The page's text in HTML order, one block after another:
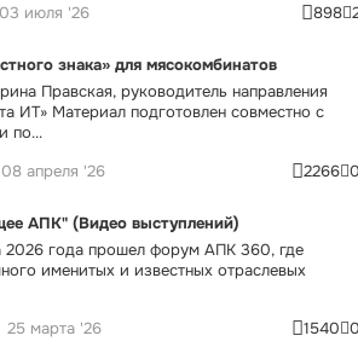
03 июля '26 898
знака» для мясокомбинатов
Правская, руководитель направления
ИТ» Материал подготовлен совместно с
по...
08 апреля '26 2266
АПК" (Видео выступлений)
2026 года прошел форум АПК 360, где
именитых и известных отраслевых
25 марта '26 1540